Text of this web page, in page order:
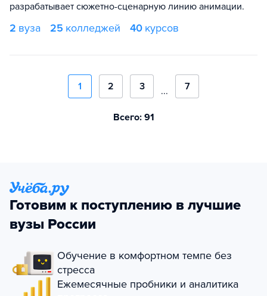
разрабатывает сюжетно-сценарную линию анимации.
2 вуза 25 колледжей 40 курсов
1 2 3 ... 7
Всего: 91
Готовим к поступлению в лучшие
вузы России
Обучение в комфортном темпе без
стресса
Ежемесячные пробники и аналитика